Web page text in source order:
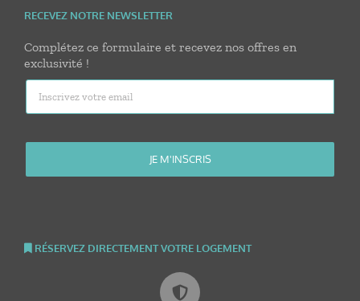
RECEVEZ NOTRE NEWSLETTER
Complétez ce formulaire et recevez nos offres en
exclusivité !
RÉSERVEZ DIRECTEMENT VOTRE LOGEMENT